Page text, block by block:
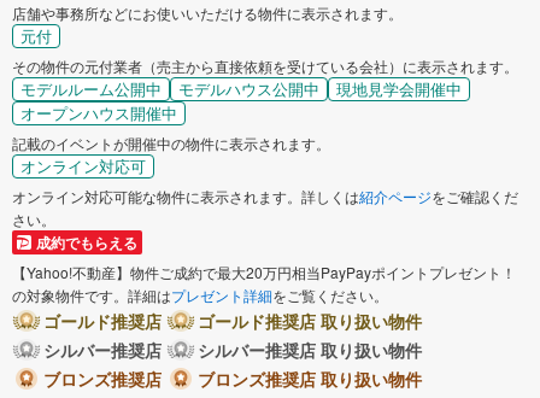
店舗や事務所などにお使いいただける物件に表示されます。
元付
その物件の元付業者（売主から直接依頼を受けている会社）に表示されます。
モデルルーム公開中 モデルハウス公開中
現地見学会開催中
オープンハウス開催中
記載のイベントが開催中の物件に表示されます。
オンライン対応可
オンライン対応可能な物件に表示されます。詳しくは紹介ページをご確認くだ
さい。
成約でもらえる
【Yahoo!不動産】物件ご成約で最大20万円相当PayPayポイントプレゼント！
の対象物件です。詳細はプレゼント詳細をご覧ください。
ゴールド推奨店
ゴールド推奨店 取り扱い物件
シルバー推奨店
シルバー推奨店 取り扱い物件
ブロンズ推奨店
ブロンズ推奨店 取り扱い物件